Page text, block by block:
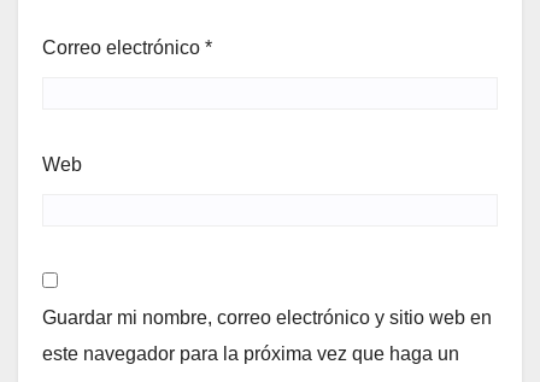
Correo electrónico *
Web
Guardar mi nombre, correo electrónico y sitio web en
este navegador para la próxima vez que haga un